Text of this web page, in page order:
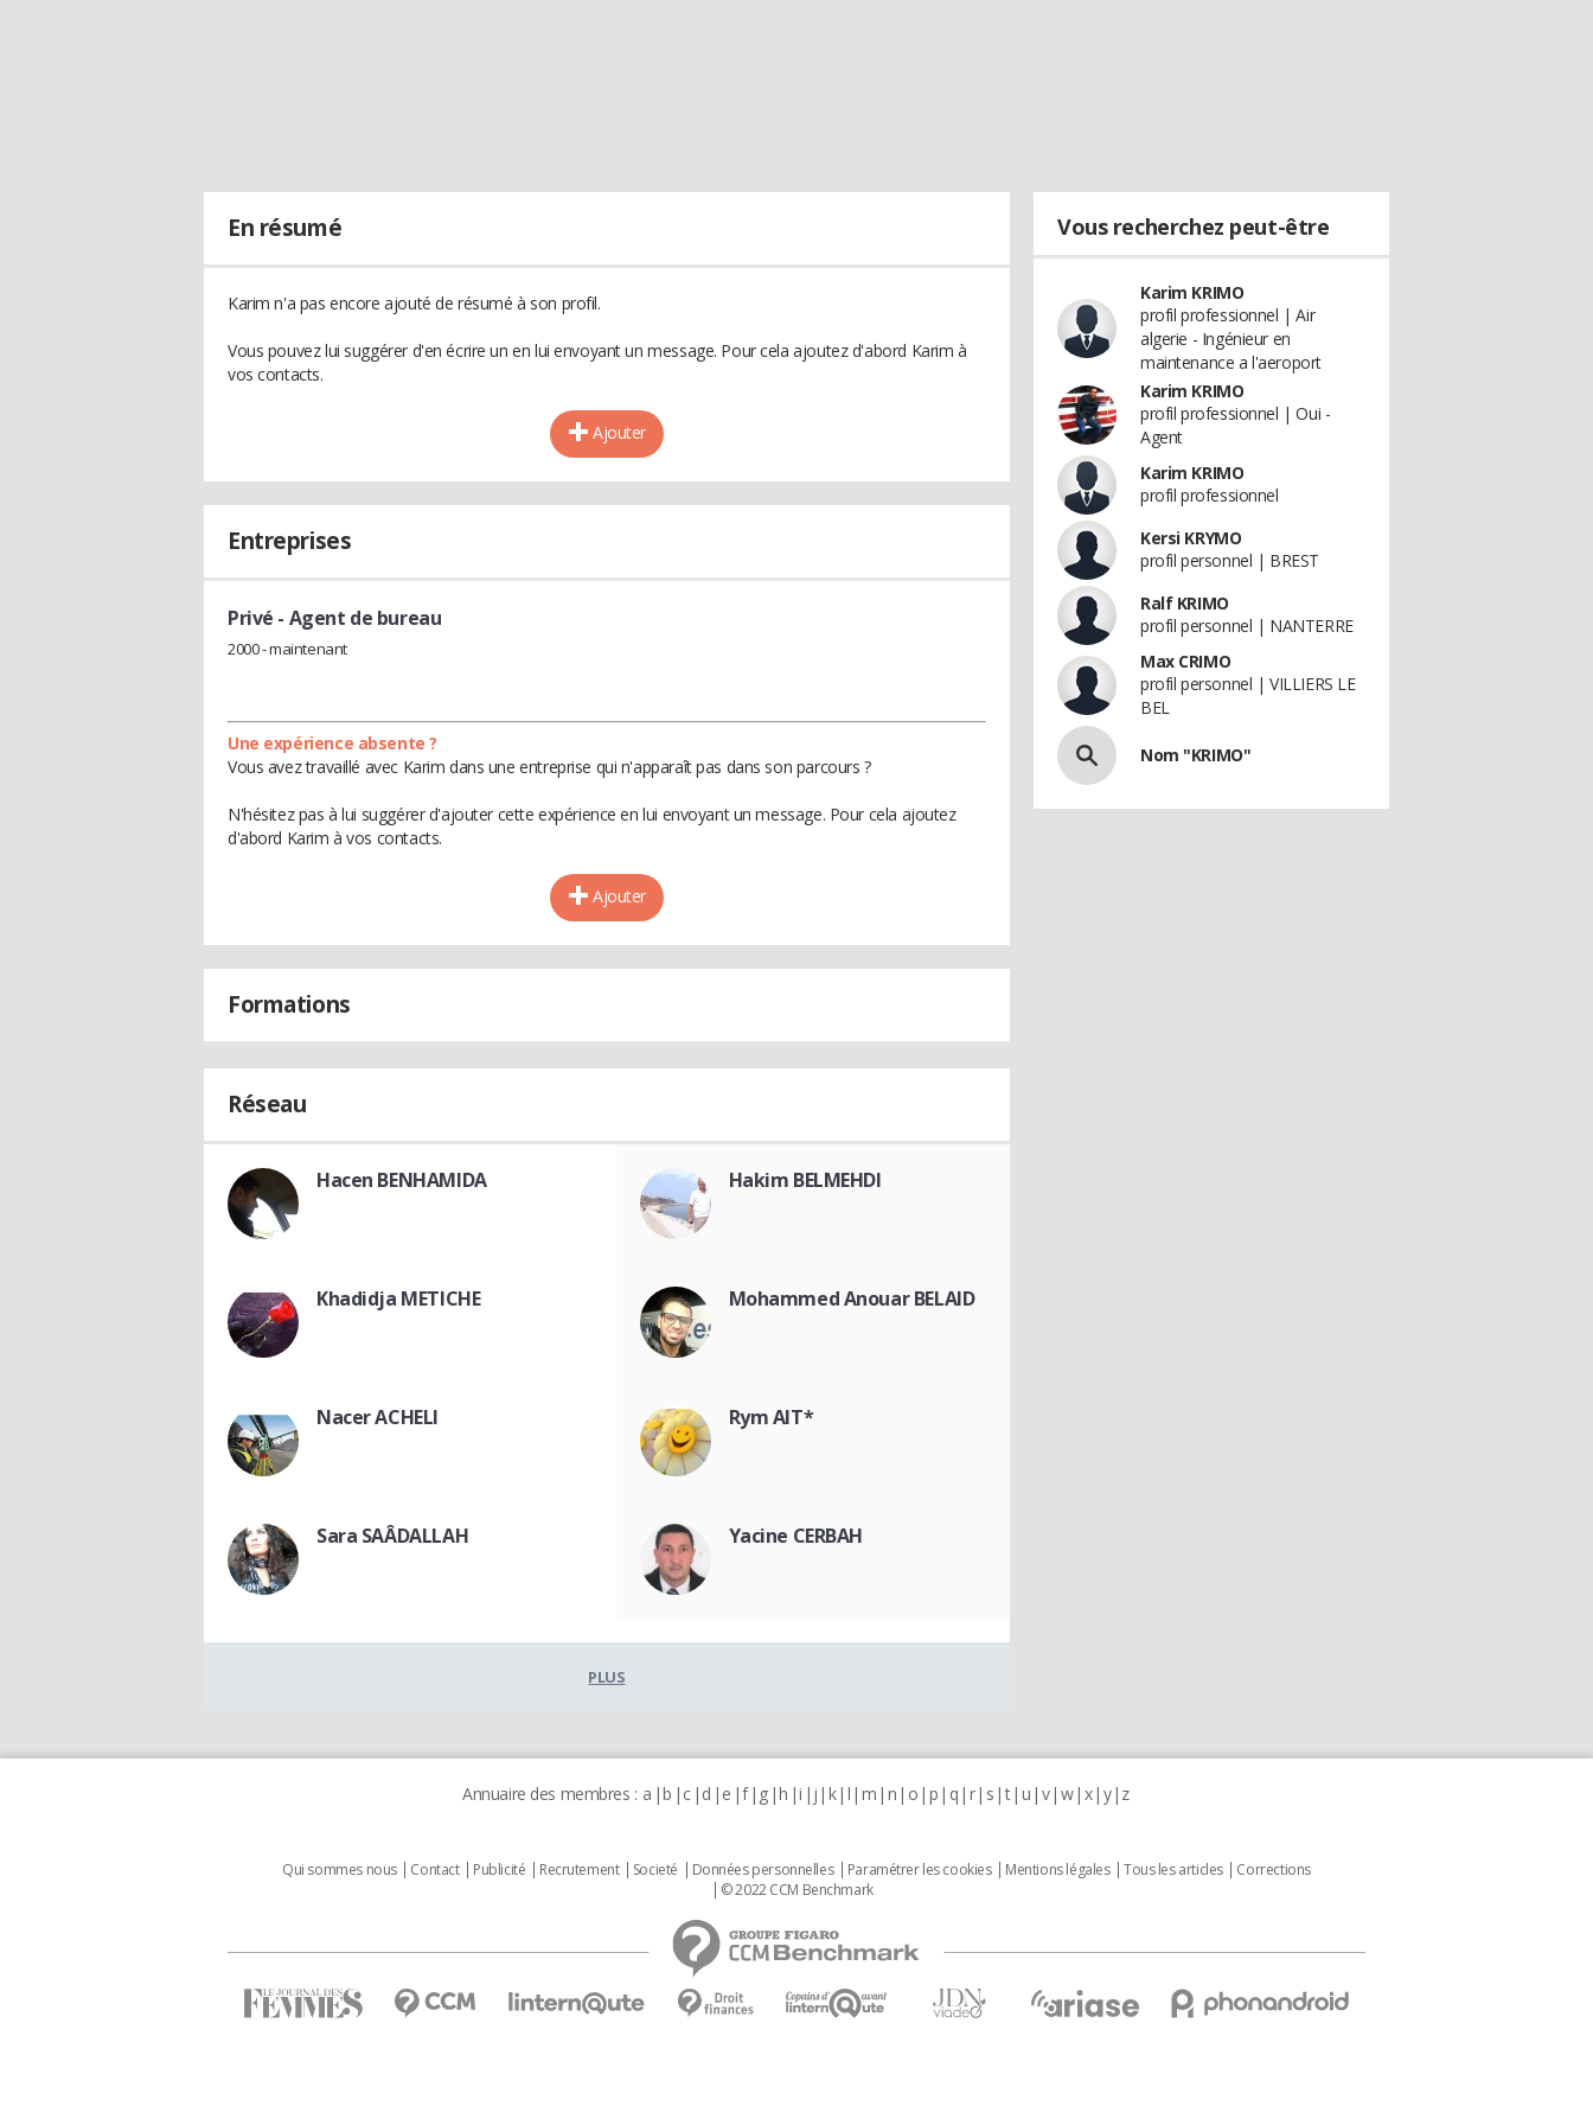
En résumé
Karim n'a pas encore ajouté de résumé à son profil.
Vous pouvez lui suggérer d'en écrire un en lui envoyant un message. Pour cela ajoutez d'abord Karim à
vos contacts.
Ajouter
Entreprises
Privé - Agent de bureau
2000 - maintenant
Une expérience absente ?
Vous avez travaillé avec Karim dans une entreprise qui n'apparaît pas dans son parcours ?
N'hésitez pas à lui suggérer d'ajouter cette expérience en lui envoyant un message. Pour cela ajoutez
d'abord Karim à vos contacts.
Ajouter
Formations
Réseau
Hacen BENHAMIDA Hakim BELMEHDI
Khadidja METICHE Mohammed Anouar BELAID
Nacer ACHELI Rym AIT*
Sara SAÂDALLAH Yacine CERBAH
PLUS
Vous recherchez peut-être
Karim KRIMO
profil professionnel | Air
algerie - Ingénieur en
maintenance a l'aeroport
Karim KRIMO
profil professionnel | Oui -
Agent
Karim KRIMO
profil professionnel
Kersi KRYMO
profil personnel | BREST
Ralf KRIMO
profil personnel | NANTERRE
Max CRIMO
profil personnel | VILLIERS LE
BEL
Nom "KRIMO"
Annuaire des membres : a b c d e f g h i j k l m n o p q r s t u v w x y z
Qui sommes nous Contact Publicité Recrutement Societé Données personnelles Paramétrer les cookies Mentions légales Tous les articles
Corrections
© 2022 CCM Benchmark